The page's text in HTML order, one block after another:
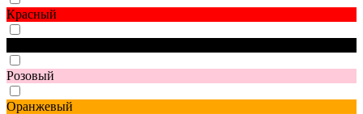
Красный
Розовый
Оранжевый